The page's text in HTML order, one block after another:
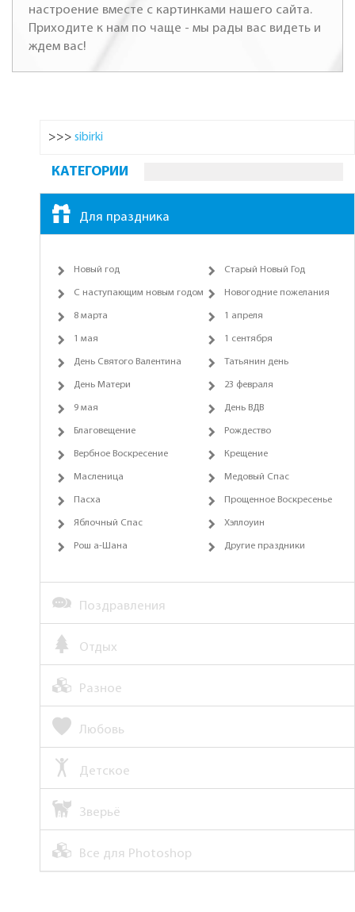
настроение вместе с картинками нашего сайта.
Приходите к нам по чаще - мы рады вас видеть и
ждем вас!
>>> sibirki
КАТЕГОРИИ
Для праздника
Новый год Старый Новый Год
С наступающим новым годом Новогодние пожелания
8 марта 1 апреля
1 мая 1 сентября
День Святого Валентина Татьянин день
День Матери 23 февраля
9 мая День ВДВ
Благовещение Рождество
Вербное Воскресение Крещение
Масленица Медовый Спас
Пасха Прощенное Воскресенье
Яблочный Спас Хэллоуин
Рош а-Шана Другие праздники
Поздравления
Отдых
Разное
Любовь
Детское
Зверьё
Все для Photoshop